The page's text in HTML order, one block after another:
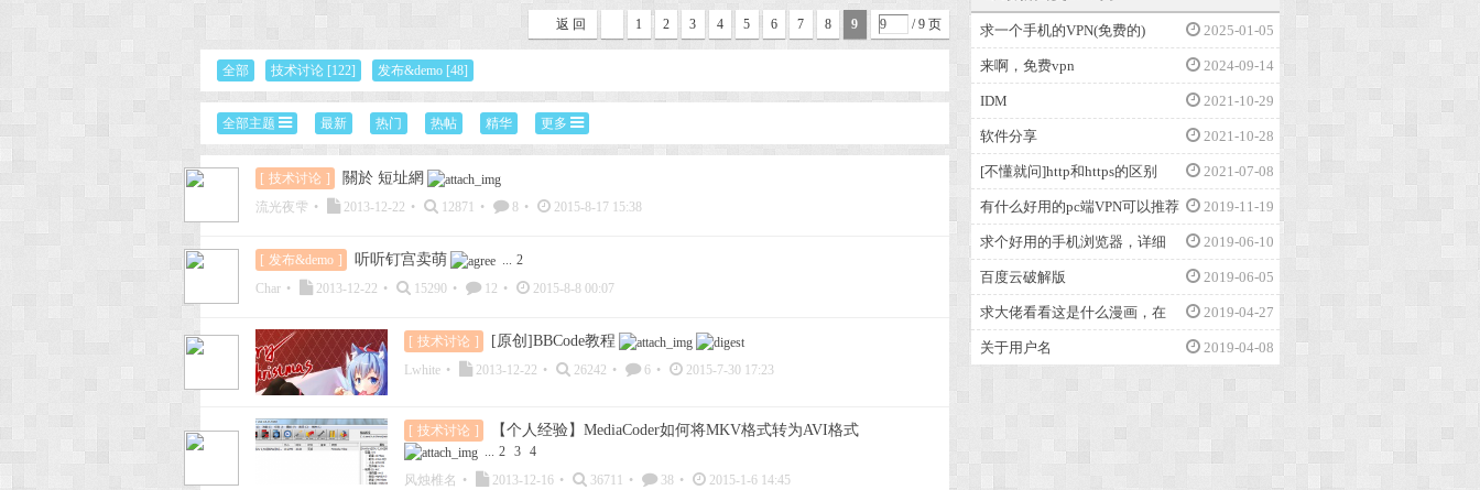
1 2 3 4 5 6 7 8 9 / 9 页
返 回
全部 技术讨论 [122] 发布&demo [48]
全部主题 最新 热门 热帖 精华 更多
[ 技术讨论 ] 關於 短址網
流光夜雫 • 2013-12-22 • 12871 • 8 • 2015-8-17 15:38
[ 发布&demo ] 听听钉宫卖萌 ... 2
Char • 2013-12-22 • 15290 • 12 • 2015-8-8 00:07
[ 技术讨论 ] [原创]BBCode教程
Lwhite • 2013-12-22 • 26242 • 6 • 2015-7-30 17:23
[ 技术讨论 ] 【个人经验】MediaCoder如何将MKV格式转为AVI格式
... 2 3 4
风烛椎名 • 2013-12-16 • 36711 • 38 • 2015-1-6 14:45
求一个手机的VPN(免费的) 2025-01-05
来啊，免费vpn 2024-09-14
IDM 2021-10-29
软件分享 2021-10-28
[不懂就问]http和https的区别 2021-07-08
有什么好用的pc端VPN可以推荐 2019-11-19
求个好用的手机浏览器，详细 2019-06-10
百度云破解版 2019-06-05
求大佬看看这是什么漫画，在 2019-04-27
关于用户名 2019-04-08